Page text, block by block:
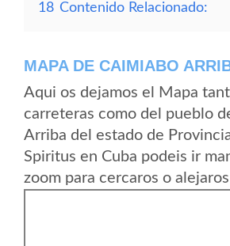
18 Contenido Relacionado:
MAPA DE CAIMIABO
Aqui os dejamos el Mapa
carreteras como del pueblo
Arriba del estado de
Spiritus en Cuba podeis ir
zoom para cercaros o